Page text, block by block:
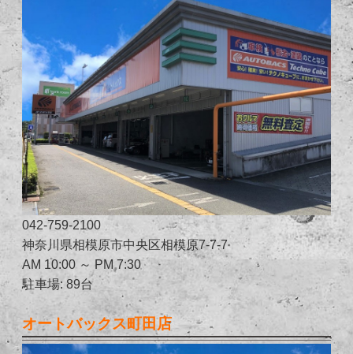
042-759-2100
神奈川県相模原市中央区相模原7-7-7
AM 10:00 ～ PM 7:30
駐車場: 89台
オートバックス町田店